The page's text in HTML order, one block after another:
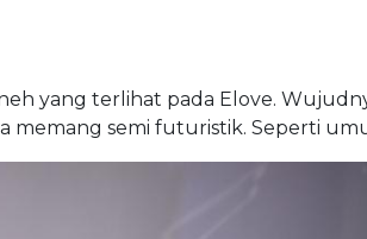
yang terlihat pada Elove.
memang semi futuristik. Seperti